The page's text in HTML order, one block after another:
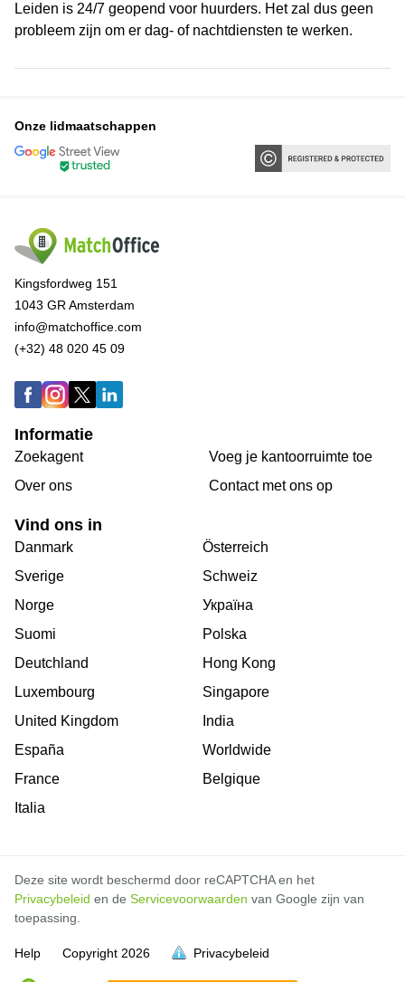
Leiden is 24/7 geopend voor huurders. Het zal dus geen
probleem zijn om er dag- of nachtdiensten te werken.
vol is
vol is
vol is
vol is
vol is
vol is
vol is
vol is
vol is
vol is
vol is
vol is
vol is
Onze lidmaatschappen
Kingsfordweg 151
1043 GR Amsterdam
info@matchoffice.com
(+32) 48 020 45 09
Informatie
Zoekagent
Over ons
Voeg je kantoorruimte toe
Сontact met ons op
Vind ons in
Danmark
Sverige
Norge
Suomi
Deutchland
Luxembourg
United Kingdom
España
France
Italia
Österreich
Schweiz
Україна
Polska
Hong Kong
Singapore
India
Worldwide
Belgique
Deze site wordt beschermd door reCAPTCHA en het
Privacybeleid en de Servicevoorwaarden van Google zijn van
toepassing.
Help Copyright 2026 Privacybeleid